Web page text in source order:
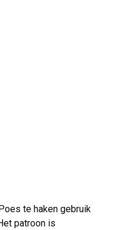
te haken gebruik
patroon is